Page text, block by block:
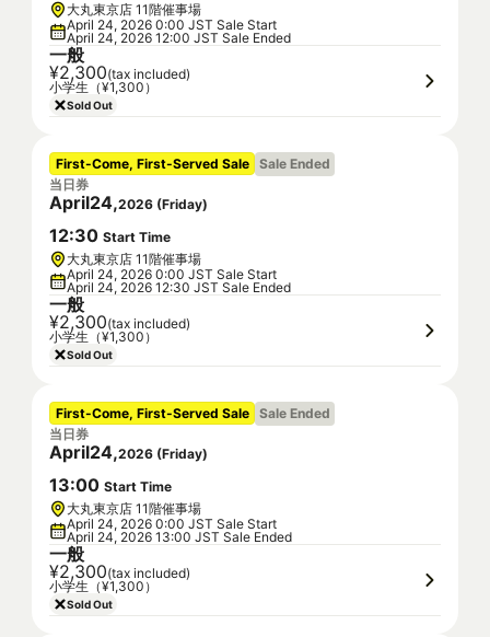
大丸東京店 11階催事場
April 24, 2026 0:00 JST Sale Start
April 24, 2026 12:00 JST Sale Ended
一般
¥2,300(tax included)
小学生（¥1,300）
Sold Out
First-Come, First-Served Sale Sale Ended
当日券
April24,2026 (Friday)
12:30 Start Time
大丸東京店 11階催事場
April 24, 2026 0:00 JST Sale Start
April 24, 2026 12:30 JST Sale Ended
一般
¥2,300(tax included)
小学生（¥1,300）
Sold Out
First-Come, First-Served Sale Sale Ended
当日券
April24,2026 (Friday)
13:00 Start Time
大丸東京店 11階催事場
April 24, 2026 0:00 JST Sale Start
April 24, 2026 13:00 JST Sale Ended
一般
¥2,300(tax included)
小学生（¥1,300）
Sold Out